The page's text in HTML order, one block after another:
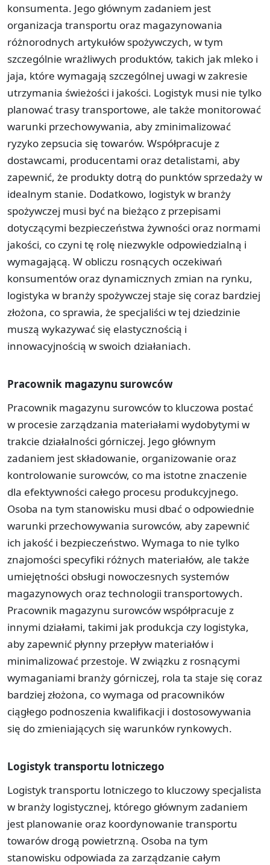
konsumenta. Jego głównym zadaniem jest
organizacja transportu oraz magazynowania
różnorodnych artykułów spożywczych, w tym
szczególnie wrażliwych produktów, takich jak mleko i
jaja, które wymagają szczególnej uwagi w zakresie
utrzymania świeżości i jakości. Logistyk musi nie tylko
planować trasy transportowe, ale także monitorować
warunki przechowywania, aby zminimalizować
ryzyko zepsucia się towarów. Współpracuje z
dostawcami, producentami oraz detalistami, aby
zapewnić, że produkty dotrą do punktów sprzedaży w
idealnym stanie. Dodatkowo, logistyk w branży
spożywczej musi być na bieżąco z przepisami
dotyczącymi bezpieczeństwa żywności oraz normami
jakości, co czyni tę rolę niezwykle odpowiedzialną i
wymagającą. W obliczu rosnących oczekiwań
konsumentów oraz dynamicznych zmian na rynku,
logistyka w branży spożywczej staje się coraz bardziej
złożona, co sprawia, że specjaliści w tej dziedzinie
muszą wykazywać się elastycznością i
innowacyjnością w swoich działaniach.
Pracownik magazynu surowców
Pracownik magazynu surowców to kluczowa postać
w procesie zarządzania materiałami wydobytymi w
trakcie działalności górniczej. Jego głównym
zadaniem jest składowanie, organizowanie oraz
kontrolowanie surowców, co ma istotne znaczenie
dla efektywności całego procesu produkcyjnego.
Osoba na tym stanowisku musi dbać o odpowiednie
warunki przechowywania surowców, aby zapewnić
ich jakość i bezpieczeństwo. Wymaga to nie tylko
znajomości specyfiki różnych materiałów, ale także
umiejętności obsługi nowoczesnych systemów
magazynowych oraz technologii transportowych.
Pracownik magazynu surowców współpracuje z
innymi działami, takimi jak produkcja czy logistyka,
aby zapewnić płynny przepływ materiałów i
minimalizować przestoje. W związku z rosnącymi
wymaganiami branży górniczej, rola ta staje się coraz
bardziej złożona, co wymaga od pracowników
ciągłego podnoszenia kwalifikacji i dostosowywania
się do zmieniających się warunków rynkowych.
Logistyk transportu lotniczego
Logistyk transportu lotniczego to kluczowy specjalista
w branży logistycznej, którego głównym zadaniem
jest planowanie oraz koordynowanie transportu
towarów drogą powietrzną. Osoba na tym
stanowisku odpowiada za zarządzanie całym